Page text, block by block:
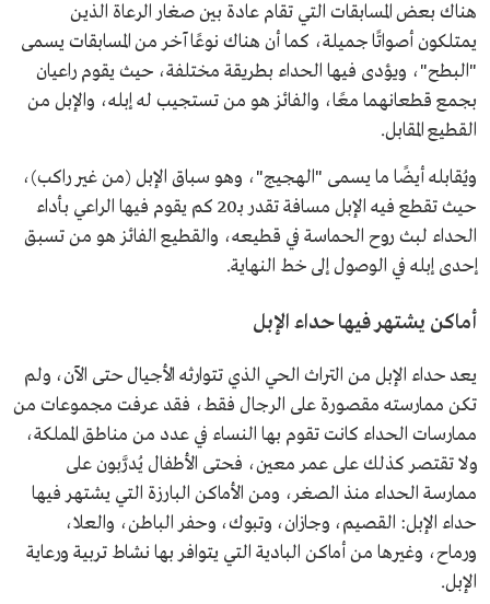
هناك بعض المسابقات التي تقام عادة بين صغار الرعاة الذين
يمتلكون أصواتًا جميلة، كما أن هناك نوعًا آخر من المسابقات يسمى
"البطح"، ويؤدى فيها الحداء بطريقة مختلفة، حيث يقوم راعيان
بجمع قطعانهما معًا، والفائز هو من تستجيب له إبله، والإبل من
القطيع المقابل.
ويُقابله أيضًا ما يسمى "الهجيج"، وهو سباق الإبل (من غير راكب)،
حيث تقطع فيه الإبل مسافة تقدر بـ20 كم يقوم فيها الراعي بأداء
الحداء لبث روح الحماسة في قطيعه، والقطيع الفائز هو من تسبق
إحدى إبله في الوصول إلى خط النهاية.
أماكن يشتهر فيها حداء الإبل
يعد حداء الإبل من التراث الحي الذي تتوارثه الأجيال حتى الآن، ولم
تكن ممارسته مقصورة على الرجال فقط، فقد عرفت مجموعات من
ممارسات الحداء كانت تقوم بها النساء في عدد من مناطق المملكة،
ولا تقتصر كذلك على عمر معين، فحتى الأطفال يُدرَّبون على
ممارسة الحداء منذ الصغر، ومن الأماكن البارزة التي يشتهر فيها
حداء الإبل: القصيم، وجازان، وتبوك، وحفر الباطن، والعلا،
ورماح، وغيرها من أماكن البادية التي يتوافر بها نشاط تربية ورعاية
الإبل.